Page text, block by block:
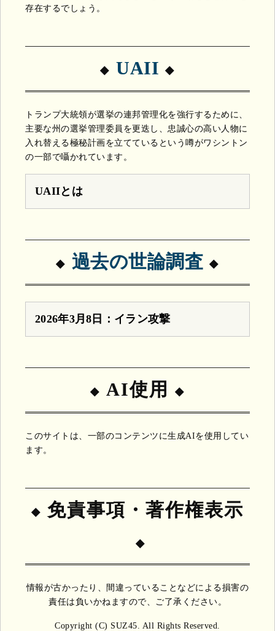
存在するでしょう。
UAII
トランプ大統領が選挙の連邦管理化を強行するために、
主要な州の選挙管理委員を更迭し、忠誠心の高い人物に
入れ替える極秘計画を立てているという噂がワシントン
の一部で囁かれています。
UAIIとは
過去の世論調査
2026年3月8日：イラン攻撃
AI使用
このサイトは、一部のコンテンツに生成AIを使用してい
ます。
免責事項・著作権表示
情報が古かったり、間違っていることなどによる損害の
責任は負いかねますので、ご了承ください。
Copyright (C) SUZ45. All Rights Reserved.